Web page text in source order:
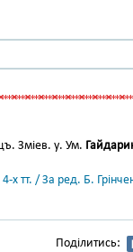
Зміев. у. Ум.
4-х тт. / За ред. Б.
Поділитись: